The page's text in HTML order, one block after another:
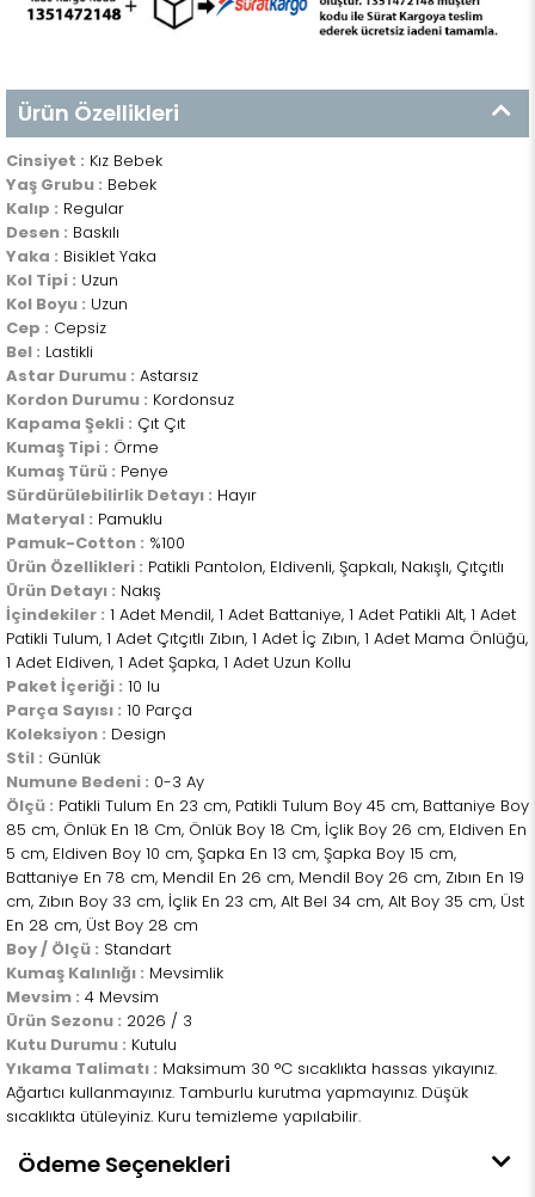
Ürün Özellikleri
Cinsiyet : Kız Bebek
Yaş Grubu : Bebek
Kalıp : Regular
Desen : Baskılı
Yaka : Bisiklet Yaka
Kol Tipi : Uzun
Kol Boyu : Uzun
Cep : Cepsiz
Bel : Lastikli
Astar Durumu : Astarsız
Kordon Durumu : Kordonsuz
Kapama Şekli : Çıt Çıt
Kumaş Tipi : Örme
Kumaş Türü : Penye
Sürdürülebilirlik Detayı : Hayır
Materyal : Pamuklu
Pamuk-Cotton : %100
Ürün Özellikleri : Patikli Pantolon, Eldivenli, Şapkalı, Nakışlı, Çıtçıtlı
Ürün Detayı : Nakış
İçindekiler : 1 Adet Mendil, 1 Adet Battaniye, 1 Adet Patikli Alt, 1 Adet
Patikli Tulum, 1 Adet Çıtçıtlı Zıbın, 1 Adet İç Zıbın, 1 Adet Mama Önlüğü,
1 Adet Eldiven, 1 Adet Şapka, 1 Adet Uzun Kollu
Paket İçeriği : 10 lu
Parça Sayısı : 10 Parça
Koleksiyon : Design
Stil : Günlük
Numune Bedeni : 0-3 Ay
Ölçü : Patikli Tulum En 23 cm, Patikli Tulum Boy 45 cm, Battaniye Boy
85 cm, Önlük En 18 Cm, Önlük Boy 18 Cm, İçlik Boy 26 cm, Eldiven En
5 cm, Eldiven Boy 10 cm, Şapka En 13 cm, Şapka Boy 15 cm,
Battaniye En 78 cm, Mendil En 26 cm, Mendil Boy 26 cm, Zıbın En 19
cm, Zıbın Boy 33 cm, İçlik En 23 cm, Alt Bel 34 cm, Alt Boy 35 cm, Üst
En 28 cm, Üst Boy 28 cm
Boy / Ölçü : Standart
Kumaş Kalınlığı : Mevsimlik
Mevsim : 4 Mevsim
Ürün Sezonu : 2026 / 3
Kutu Durumu : Kutulu
Yıkama Talimatı : Maksimum 30 °C sıcaklıkta hassas yıkayınız.
Ağartıcı kullanmayınız. Tamburlu kurutma yapmayınız. Düşük
sıcaklıkta ütüleyiniz. Kuru temizleme yapılabilir.
Ödeme Seçenekleri